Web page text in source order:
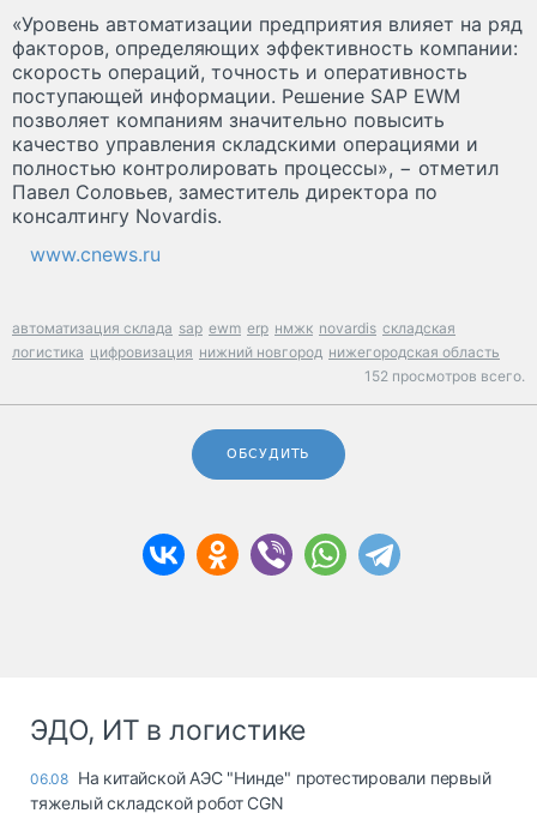
«Уровень автоматизации предприятия влияет на ряд
факторов, определяющих эффективность компании:
скорость операций, точность и оперативность
поступающей информации. Решение SAP EWM
позволяет компаниям значительно повысить
качество управления складскими операциями и
полностью контролировать процессы», − отметил
Павел Соловьев, заместитель директора по
консалтингу Novardis.
www.cnews.ru
автоматизация склада sap ewm erp нмжк novardis складская
логистика цифровизация нижний новгород нижегородская область
152 просмотров всего.
ОБСУДИТЬ
ЭДО, ИТ в логистике
06.08 На китайской АЭС "Нинде" протестировали первый
тяжелый складской робот CGN